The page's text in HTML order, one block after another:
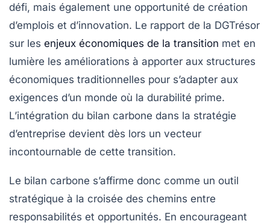
défi, mais également une opportunité de création
d’emplois et d’innovation. Le rapport de la DGTrésor
sur les enjeux économiques de la transition met en
lumière les améliorations à apporter aux structures
économiques traditionnelles pour s’adapter aux
exigences d’un monde où la durabilité prime.
L’intégration du bilan carbone dans la stratégie
d’entreprise devient dès lors un vecteur
incontournable de cette transition.
Le bilan carbone s’affirme donc comme un outil
stratégique à la croisée des chemins entre
responsabilités et opportunités. En encourageant